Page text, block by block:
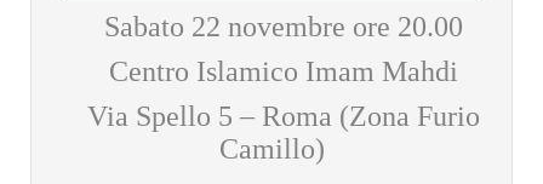
Sabato 22 novembre ore 20.00
Centro Islamico Imam Mahdi
Via Spello 5 – Roma (Zona Furio
Camillo)